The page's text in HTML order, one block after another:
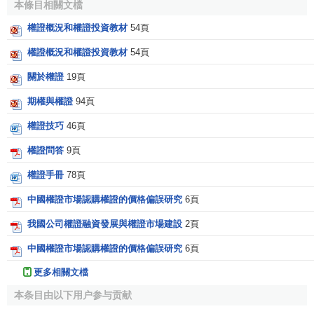
可以是一個股票
數等。
權證發行人是標的證券的發行公司或
權利金是指投資人向權證發行人支付的購買權證的價
款。
權證的種類
按照交易行為劃分
例1、寶鋼股份（600019）在股權分置
出的給
股權證的股東，在權證第378天到期日，可以4.50元的價格購
買寶鋼股份股票。這就是
例2、在寶鋼股份的前期方案中，曾提出給
本條目相關文檔
權證概況和權證投資教材 54頁
權證概況和權證投資教材 54頁
關於權證 19頁
期權與權證 94頁
權證技巧 46頁
權證問答 9頁
權證手冊 78頁
中國權證市場認購權證的價格偏誤研究 6頁
我國公司權證融資發展與權證市場建設 2頁
中國權證市場認購權證的價格偏誤研究 6頁
更多相關文檔
本条目由以下用户参与贡献